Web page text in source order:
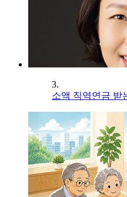
3.
소액 직역연금 받